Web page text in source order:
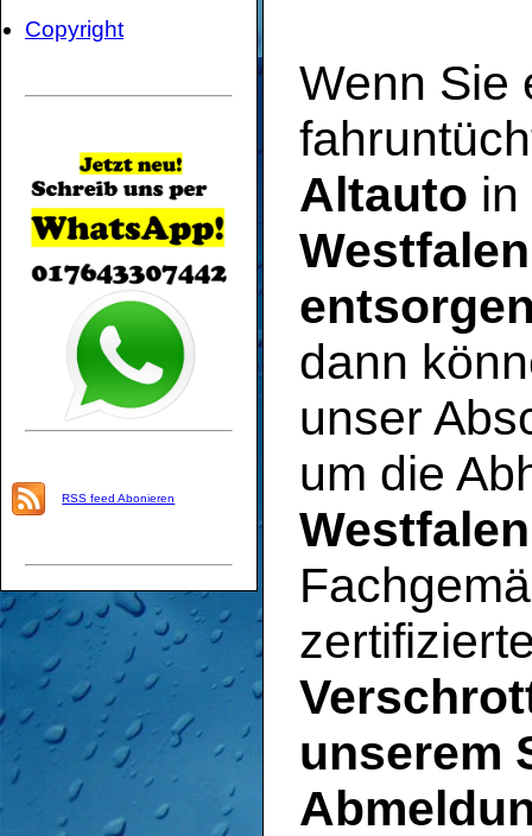
Copyright
RSS feed Abonieren
Wenn Sie
Altauto in
Westfalen
dann
unser
um die
Westfalen
unserem